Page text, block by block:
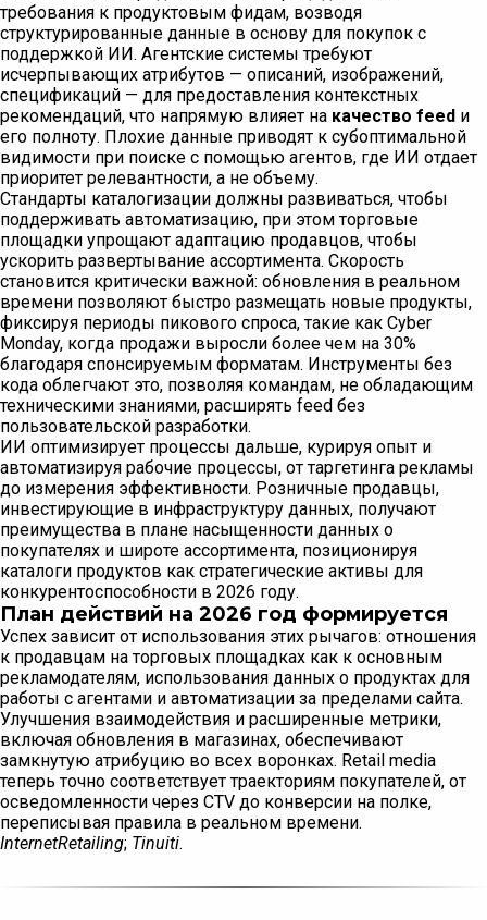
требования к продуктовым фидам, возводя
структурированные данные в основу для покупок с
поддержкой ИИ. Агентские системы требуют
исчерпывающих атрибутов — описаний, изображений,
спецификаций — для предоставления контекстных
рекомендаций, что напрямую влияет на качество feed и
его полноту. Плохие данные приводят к субоптимальной
видимости при поиске с помощью агентов, где ИИ отдает
приоритет релевантности, а не объему.
Стандарты каталогизации должны развиваться, чтобы
поддерживать автоматизацию, при этом торговые
площадки упрощают адаптацию продавцов, чтобы
ускорить развертывание ассортимента. Скорость
становится критически важной: обновления в реальном
времени позволяют быстро размещать новые продукты,
фиксируя периоды пикового спроса, такие как Cyber
Monday, когда продажи выросли более чем на 30%
благодаря спонсируемым форматам. Инструменты без
кода облегчают это, позволяя командам, не обладающим
техническими знаниями, расширять feed без
пользовательской разработки.
ИИ оптимизирует процессы дальше, курируя опыт и
автоматизируя рабочие процессы, от таргетинга рекламы
до измерения эффективности. Розничные продавцы,
инвестирующие в инфраструктуру данных, получают
преимущества в плане насыщенности данных о
покупателях и широте ассортимента, позиционируя
каталоги продуктов как стратегические активы для
конкурентоспособности в 2026 году.
План действий на 2026 год формируется
Успех зависит от использования этих рычагов: отношения
к продавцам на торговых площадках как к основным
рекламодателям, использования данных о продуктах для
работы с агентами и автоматизации за пределами сайта.
Улучшения взаимодействия и расширенные метрики,
включая обновления в магазинах, обеспечивают
замкнутую атрибуцию во всех воронках. Retail media
теперь точно соответствует траекториям покупателей, от
осведомленности через CTV до конверсии на полке,
переписывая правила в реальном времени.
InternetRetailing; Tinuiti.